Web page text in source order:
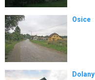
Osice
Dolany